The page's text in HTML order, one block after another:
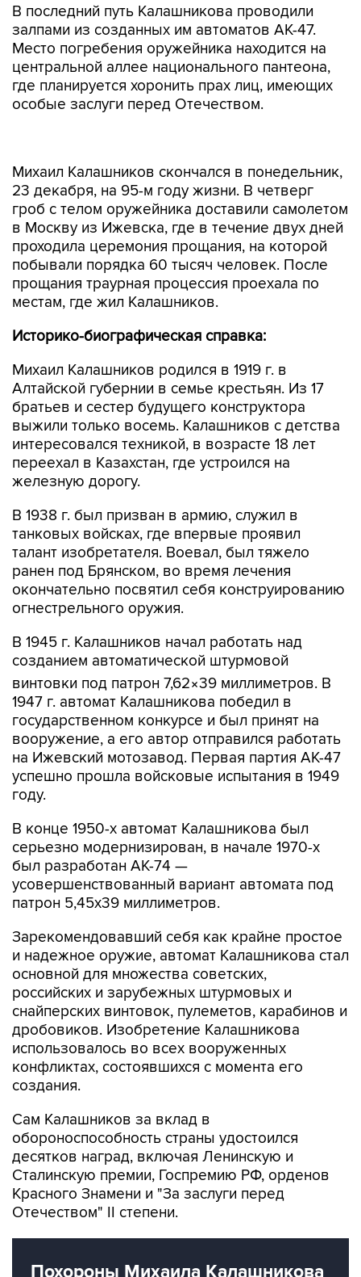
В последний путь Калашникова проводили
залпами из созданных им автоматов АК-47.
Место погребения оружейника находится на
центральной аллее национального пантеона,
где планируется хоронить прах лиц, имеющих
особые заслуги перед Отечеством.
гроб с телом оружейника доставили самолетом
в Москву из Ижевска, где в течение двух дней
проходила церемония прощания, на которой
побывали порядка 60 тысяч человек. После
прощания траурная процессия проехала по
местам, где жил Калашников.
Историко-биографическая справка:
Михаил Калашников родился в 1919 г. в
братьев и сестер будущего конструктора
выжили только восемь. Калашников с детства
интересовался техникой, в возрасте 18 лет
переехал в Казахстан, где устроился на
железную дорогу.
В 1938 г. был призван в армию, служил в
талант изобретателя. Воевал, был тяжело
ранен под Брянском, во время лечения
окончательно посвятил себя конструированию
огнестрельного оружия.
В 1945 г. Калашников начал работать над
винтовки под патрон 7,62×39 миллиметров. В
1947 г. автомат Калашникова победил в
государственном конкурсе и был принят на
вооружение, а его автор отправился работать
на Ижевский мотозавод. Первая партия АК-47
успешно прошла войсковые испытания в 1949
году.
В конце 1950-х автомат Калашникова был
был разработан АК-74 —
усовершенствованный вариант автомата под
патрон 5,45x39 миллиметров.
Зарекомендовавший себя как крайне простое
основной для множества советских,
российских и зарубежных штурмовых и
снайперских винтовок, пулеметов, карабинов и
дробовиков. Изобретение Калашникова
использовалось во всех вооруженных
конфликтах, состоявшихся с момента его
создания.
Сам Калашников за вклад в
десятков наград, включая Ленинскую и
Сталинскую премии, Госпремию РФ, орденов
Красного Знамени и "За заслуги перед
Отечеством" II степени.
Похороны Михаила Калашникова